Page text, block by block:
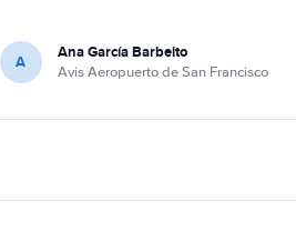
A Ana García Barbeito
Avis Aeropuerto de San Francisco